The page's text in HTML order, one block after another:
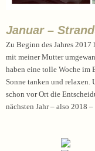
Januar –
Zu Beginn des Jahres
mit meiner Mutter
haben eine tolle Woche im
Sonne tanken und relaxen.
schon vor Ort die
nächsten Jahr – also 2018